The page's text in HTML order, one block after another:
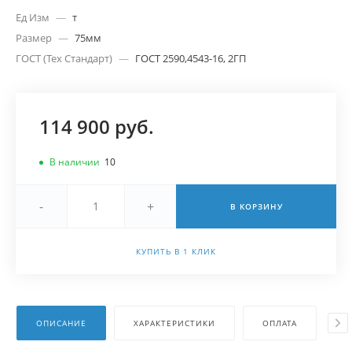
Ед Изм — т
Размер — 75мм
ГОСТ (Тех Стандарт) — ГОСТ 2590,4543-16, 2ГП
114 900 руб.
В наличии 10
- + В КОРЗИНУ
КУПИТЬ В 1 КЛИК
ОПИСАНИЕ ХАРАКТЕРИСТИКИ ОПЛАТА